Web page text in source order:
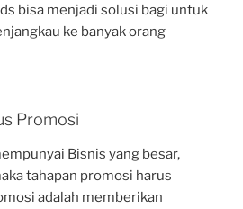
bisa menjadi solusi bagi untuk
ke banyak orang
Promosi
Bisnis yang besar,
tahapan promosi harus
adalah memberikan